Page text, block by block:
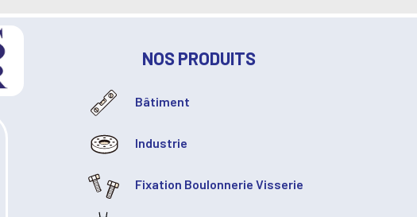
NOS PRODUITS
Bâtiment
Industrie
Fixation Boulonnerie Visserie